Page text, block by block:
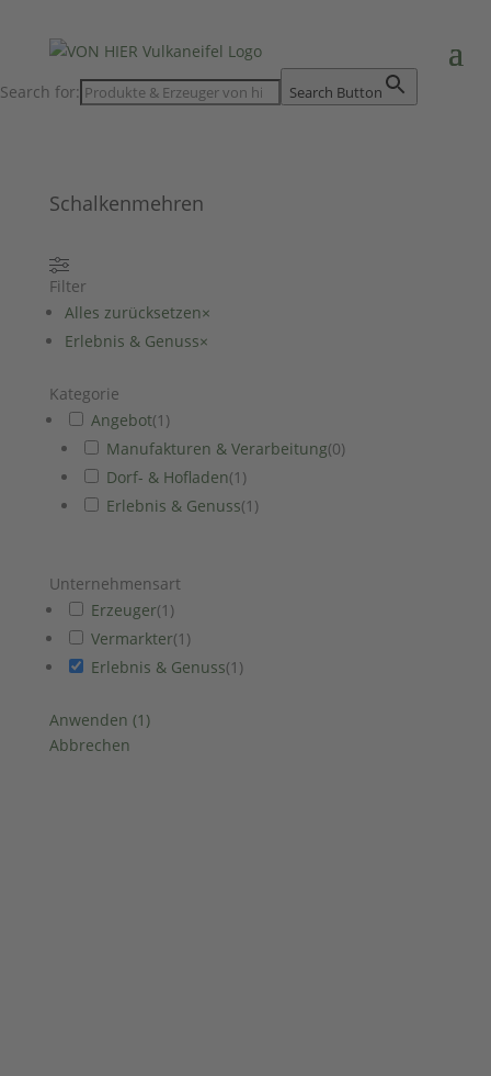
Search for: Search Button
Schalkenmehren
Filter
Alles zurücksetzen×
Erlebnis & Genuss×
Kategorie
Angebot(1 )
Manufakturen & Verarbeitung(0)
Dorf- & Hofladen(1 )
Erlebnis & Genuss(1 )
Unternehmensart
Erzeuger(1 )
Vermarkter(1 )
Erlebnis & Genuss(1 )
Anwenden (1 )
Abbrechen